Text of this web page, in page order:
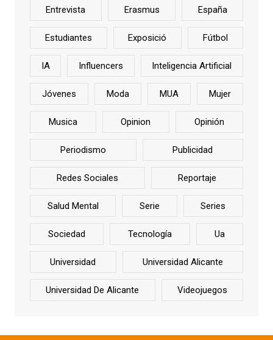
Entrevista Erasmus España
Estudiantes Exposició Fútbol
IA Influencers Inteligencia Artificial
Jóvenes Moda MUA Mujer
Musica Opinion Opinión
Periodismo Publicidad
Redes Sociales Reportaje
Salud Mental Serie Series
Sociedad Tecnología Ua
Universidad Universidad Alicante
Universidad De Alicante Videojuegos